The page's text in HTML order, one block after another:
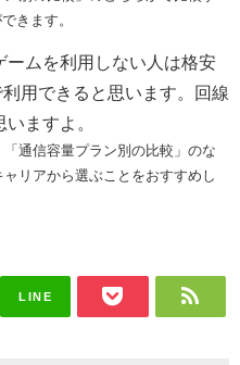
きます。
ームを利用しない人は格安
用できると思います。回線
ますよ。
通信容量プラン別の比較」のな
リアから選ぶことをおすすめし
LINE